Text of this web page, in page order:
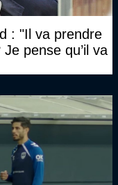
: "Il va prendre
pense qu’il va